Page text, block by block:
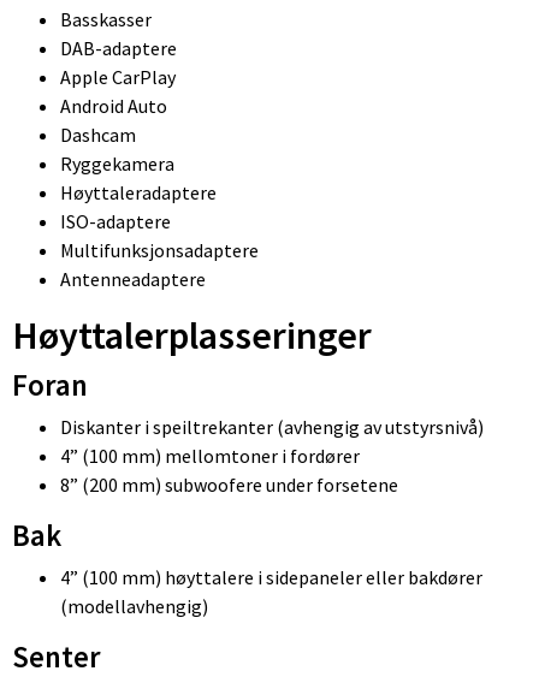
Basskasser
DAB-adaptere
Apple CarPlay
Android Auto
Dashcam
Ryggekamera
Høyttaleradaptere
ISO-adaptere
Multifunksjonsadaptere
Antenneadaptere
Høyttalerplasseringer
Foran
Diskanter i speiltrekanter (avhengig av utstyrsnivå)
4” (100 mm) mellomtoner i fordører
8” (200 mm) subwoofere under forsetene
Bak
4” (100 mm) høyttalere i sidepaneler eller bakdører
(modellavhengig)
Senter